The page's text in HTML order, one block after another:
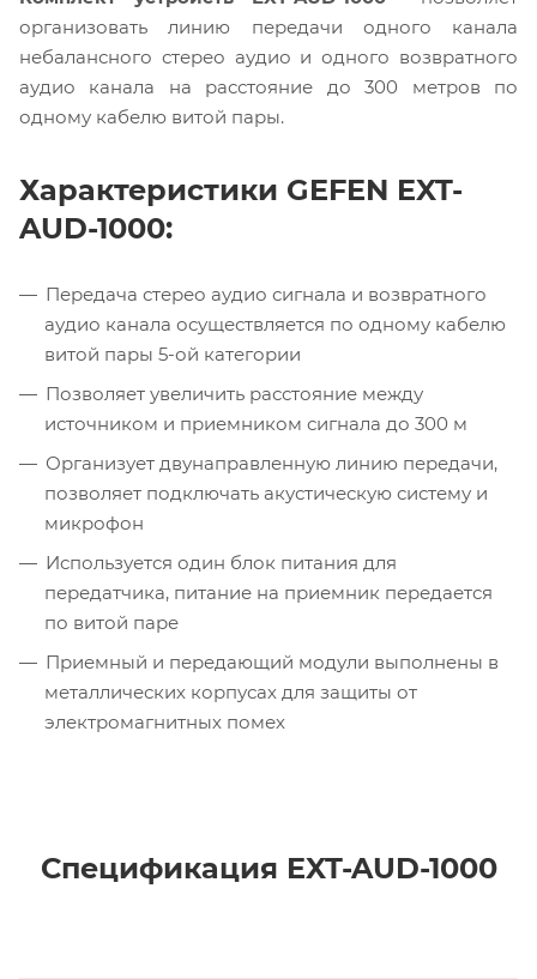
организовать линию передачи одного канала
небалансного стерео аудио и одного возвратного
аудио канала на расстояние до 300 метров по
одному кабелю витой пары.
Характеристики GEFEN EXT-
AUD-1000:
Передача стерео аудио сигнала и возвратного
аудио канала осуществляется по одному кабелю
витой пары 5-ой категории
Позволяет увеличить расстояние между
источником и приемником сигнала до 300 м
Организует двунаправленную линию передачи,
позволяет подключать акустическую систему и
микрофон
Используется один блок питания для
передатчика, питание на приемник передается
по витой паре
Приемный и передающий модули выполнены в
металлических корпусах для защиты от
электромагнитных помех
Спецификация EXT-AUD-1000